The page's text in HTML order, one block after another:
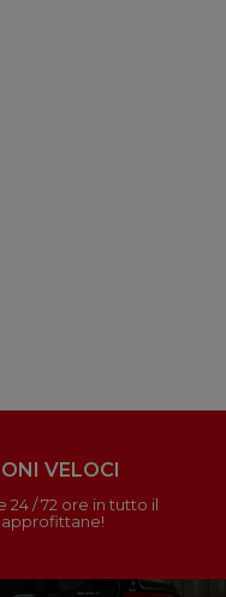
VELOCI
24 / 72 ore in tutto il